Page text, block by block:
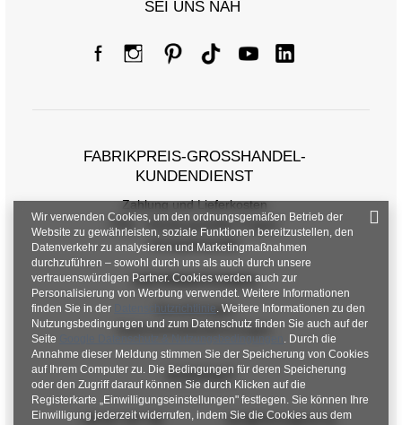
SEI UNS NAH
FABRIKPREIS-GROSSHANDEL-K
UNDENDIENST
Zahlung und Lieferkosten
FAQ - Häufig gestellte Fragen
Rückgabepolitik
INFORMATIONEN
Verordnungen
Datenschutzbestimmungen
KONTAKT
+48 601 547 740 hurt@factoryprice.eu
Wir verwenden Cookies, um den ordnungsgemäßen Betrieb der
Website zu gewährleisten, soziale Funktionen bereitzustellen, den
Datenverkehr zu analysieren und Marketingmaßnahmen
durchzuführen – sowohl durch uns als auch durch unsere
vertrauenswürdigen Partner. Cookies werden auch zur
Personalisierung von Werbung verwendet. Weitere Informationen
finden Sie in der
Datenschutzrichtlinie. Weitere Informationen zu den
Nutzungsbedingungen und zum Datenschutz finden Sie auch auf der
Seite
Google Datenschutz & Nutzungsbedingungen . Durch die
Annahme dieser Meldung stimmen Sie der Speicherung von Cookies
auf Ihrem Computer zu. Die Bedingungen für deren Speicherung
oder den Zugriff darauf können Sie durch Klicken auf die
Registerkarte „Einwilligungseinstellungen" festlegen. Sie können Ihre
Einwilligung jederzeit widerrufen, indem Sie die Cookies aus dem